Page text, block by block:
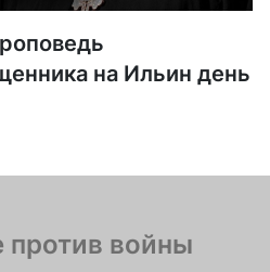
на Ильин день
против войны